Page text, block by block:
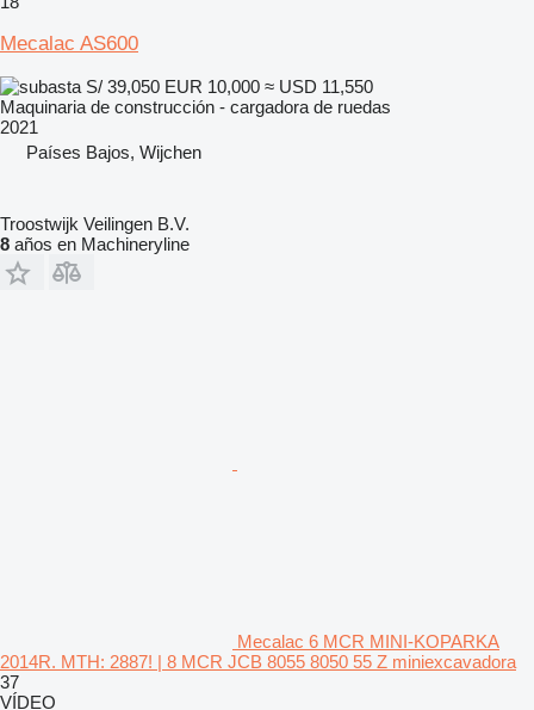
Mecalac AS600
S/ 39,050 EUR 10,000 ≈ USD 11,550
Maquinaria de construcción - cargadora de ruedas
2021
Países Bajos, Wijchen
Troostwijk Veilingen B.V.
8 años en Machineryline
Mecalac 6 MCR MINI-KOPARKA
2014R. MTH: 2887! | 8 MCR JCB 8055 8050 55 Z miniexcavadora
37
VÍDEO